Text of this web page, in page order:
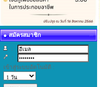
สมัครสมาชิก
:
:
เข้าสู่ระบบอัตโนมัติ :